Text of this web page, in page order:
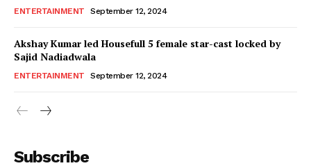
ENTERTAINMENT September 12, 2024
Akshay Kumar led Housefull 5 female star-cast locked by
Sajid Nadiadwala
ENTERTAINMENT September 12, 2024
Subscribe